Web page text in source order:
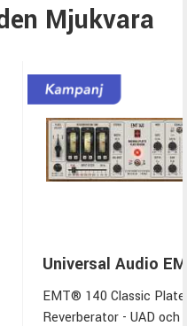
Mjukvara
Universal Audio
EMT® 140 Classic Plate
Reverberator - UAD och